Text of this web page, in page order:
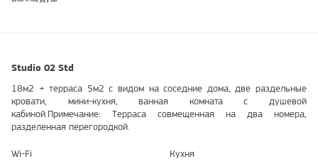
Studio 02 Std
18м2 + терраса 5м2 с видом на соседние дома, две раздельные
кровати, мини-кухня, ванная комната с душевой
кабиной.Примечание: Терраса совмещенная на два номера,
разделенная перегородкой.
Wi-Fi Кухня